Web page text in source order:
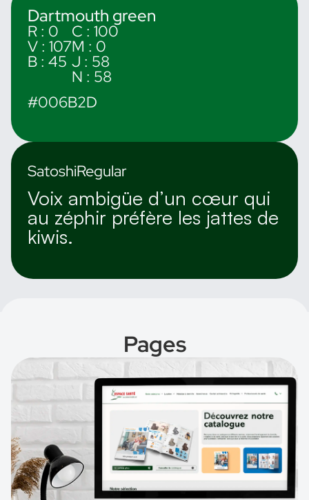
Dartmouth green
R : 0
V : 107
B : 45
C : 100
M : 0
J : 58
N : 58
#006B2D
SatoshiRegular
Voix ambigüe d’un cœur qui
au zéphir préfère les jattes de
kiwis.
Pages
Catalogue